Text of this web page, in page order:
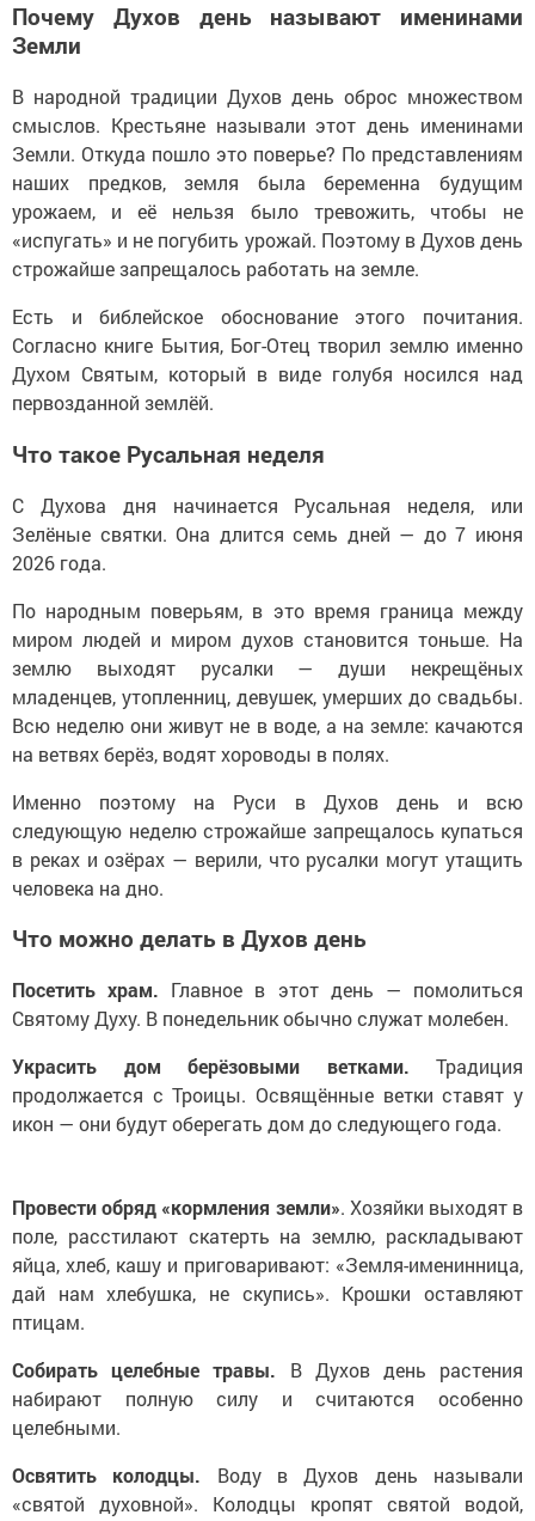
Почему Духов день называют именинами
Земли
В народной традиции Духов день оброс множеством
смыслов. Крестьяне называли этот день именинами
Земли. Откуда пошло это поверье? По представлениям
наших предков, земля была беременна будущим
урожаем, и её нельзя было тревожить, чтобы не
«испугать» и не погубить урожай. Поэтому в Духов день
строжайше запрещалось работать на земле.
Есть и библейское обоснование этого почитания.
Согласно книге Бытия, Бог-Отец творил землю именно
Духом Святым, который в виде голубя носился над
первозданной землёй.
Что такое Русальная неделя
С Духова дня начинается Русальная неделя, или
Зелёные святки. Она длится семь дней — до 7 июня
2026 года.
По народным поверьям, в это время граница между
миром людей и миром духов становится тоньше. На
землю выходят русалки — души некрещёных
младенцев, утопленниц, девушек, умерших до свадьбы.
Всю неделю они живут не в воде, а на земле: качаются
на ветвях берёз, водят хороводы в полях.
Именно поэтому на Руси в Духов день и всю
следующую неделю строжайше запрещалось купаться
в реках и озёрах — верили, что русалки могут утащить
человека на дно.
Что можно делать в Духов день
Посетить храм. Главное в этот день — помолиться
Святому Духу. В понедельник обычно служат молебен.
Украсить дом берёзовыми ветками. Традиция
продолжается с Троицы. Освящённые ветки ставят у
икон — они будут оберегать дом до следующего года.
Провести обряд «кормления земли». Хозяйки выходят в
поле, расстилают скатерть на землю, раскладывают
яйца, хлеб, кашу и приговаривают: «Земля-именинница,
дай нам хлебушка, не скупись». Крошки оставляют
птицам.
Собирать целебные травы. В Духов день растения
набирают полную силу и считаются особенно
целебными.
Освятить колодцы. Воду в Духов день называли
«святой духовной». Колодцы кропят святой водой,